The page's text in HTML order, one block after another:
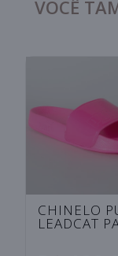
VOCÊ
UNISSEX -
ROSA/
R$
2x 49,95